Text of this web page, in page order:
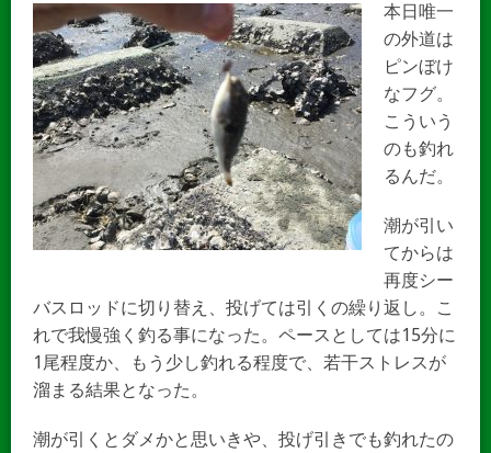
本日唯一
の外道は
ピンぼけ
なフグ。
こういう
のも釣れ
るんだ。
潮が引い
てからは
再度シー
バスロッドに切り替え、投げては引くの繰り返し。こ
れで我慢強く釣る事になった。ペースとしては15分に
1尾程度か、もう少し釣れる程度で、若干ストレスが
溜まる結果となった。
潮が引くとダメかと思いきや、投げ引きでも釣れたの